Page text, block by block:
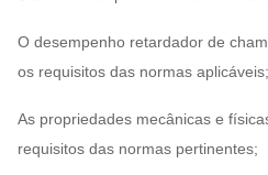
O desempenho retardador de
os requisitos das normas aplicáveis;
As propriedades mecânicas e
requisitos das normas pertinentes;